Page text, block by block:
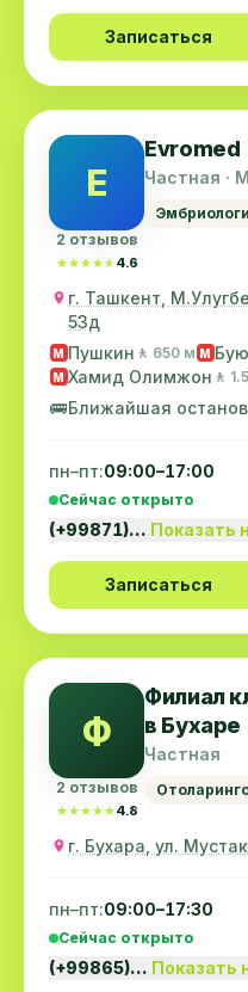
Записаться
E
2 отзывов
★★★★★
★★★★★ 4.6
Evromed
Частная ·
г. Ташкент, М.Улугбекский
53д
M Пушкин 🚶 650 м M
M Хамид Олимжон 🚶
🚌Ближайшая
пн–пт:09:00–17:00
Сейчас открыто
(+99871)… Показать
Записаться
Ф
2 отзывов
★★★★★
★★★★★ 4.8
Филиал
в Бухаре
Частная
г. Бухара, ул.
пн–пт:09:00–17:30
Сейчас открыто
(+99865)… Показать